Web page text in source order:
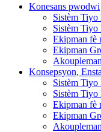
Konesans pwodwi
Sistèm Tiyo
Sistèm
Ekipman fè
Ekipman
Konsepsyon,
Sistèm Tiyo
Sistèm
Ekipman fè
Ekipman